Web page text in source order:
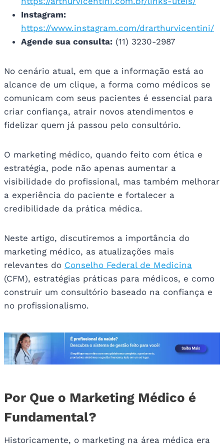
Instagram:
https://www.instagram.com/drarthurvicentini/
Agende sua consulta: (11) 3230-2987
No cenário atual, em que a informação está ao
alcance de um clique, a forma como médicos se
comunicam com seus pacientes é essencial para
criar confiança, atrair novos atendimentos e
fidelizar quem já passou pelo consultório.
O marketing médico, quando feito com ética e
estratégia, pode não apenas aumentar a
visibilidade do profissional, mas também melhorar
a experiência do paciente e fortalecer a
credibilidade da prática médica.
Neste artigo, discutiremos a importância do
marketing médico, as atualizações mais
relevantes do Conselho Federal de Medicina
(CFM), estratégias práticas para médicos, e como
construir um consultório baseado na confiança e
no profissionalismo.
Por Que o Marketing Médico é
Fundamental?
Historicamente, o marketing na área médica era